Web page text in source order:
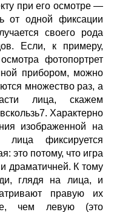
при его осмотре —
от одной фиксации
своего рода
Если, к примеру,
фотопортрет
прибором, можно
множество раз, а
лица, скажем
Характерно
изображенной на
лица фиксируется
это потому, что игра
драматичней. К тому
глядя на лица, и
правую их
чем левую (это